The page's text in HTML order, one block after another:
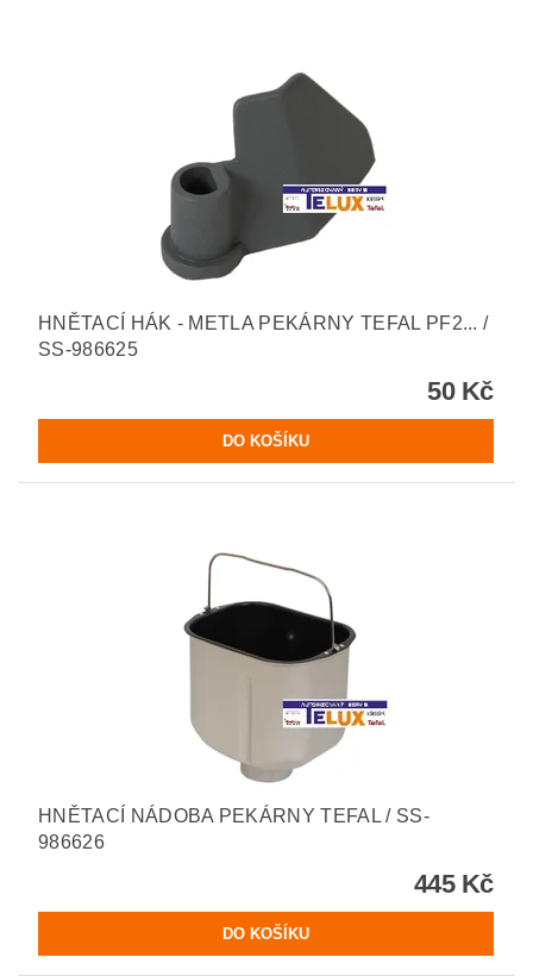
HNĚTACÍ HÁK - METLA PEKÁRNY TEFAL PF2... /
SS-986625
50 Kč
HNĚTACÍ NÁDOBA PEKÁRNY TEFAL / SS-
986626
445 Kč